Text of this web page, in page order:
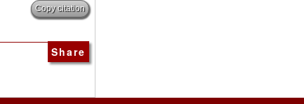
Copy citation
Share